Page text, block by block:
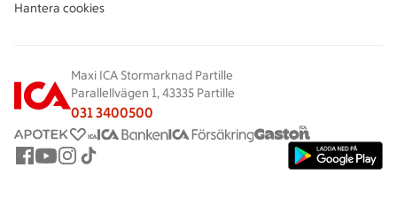
Hantera cookies
Maxi ICA Stormarknad Partille
Parallellvägen 1, 43335 Partille
031 3400500